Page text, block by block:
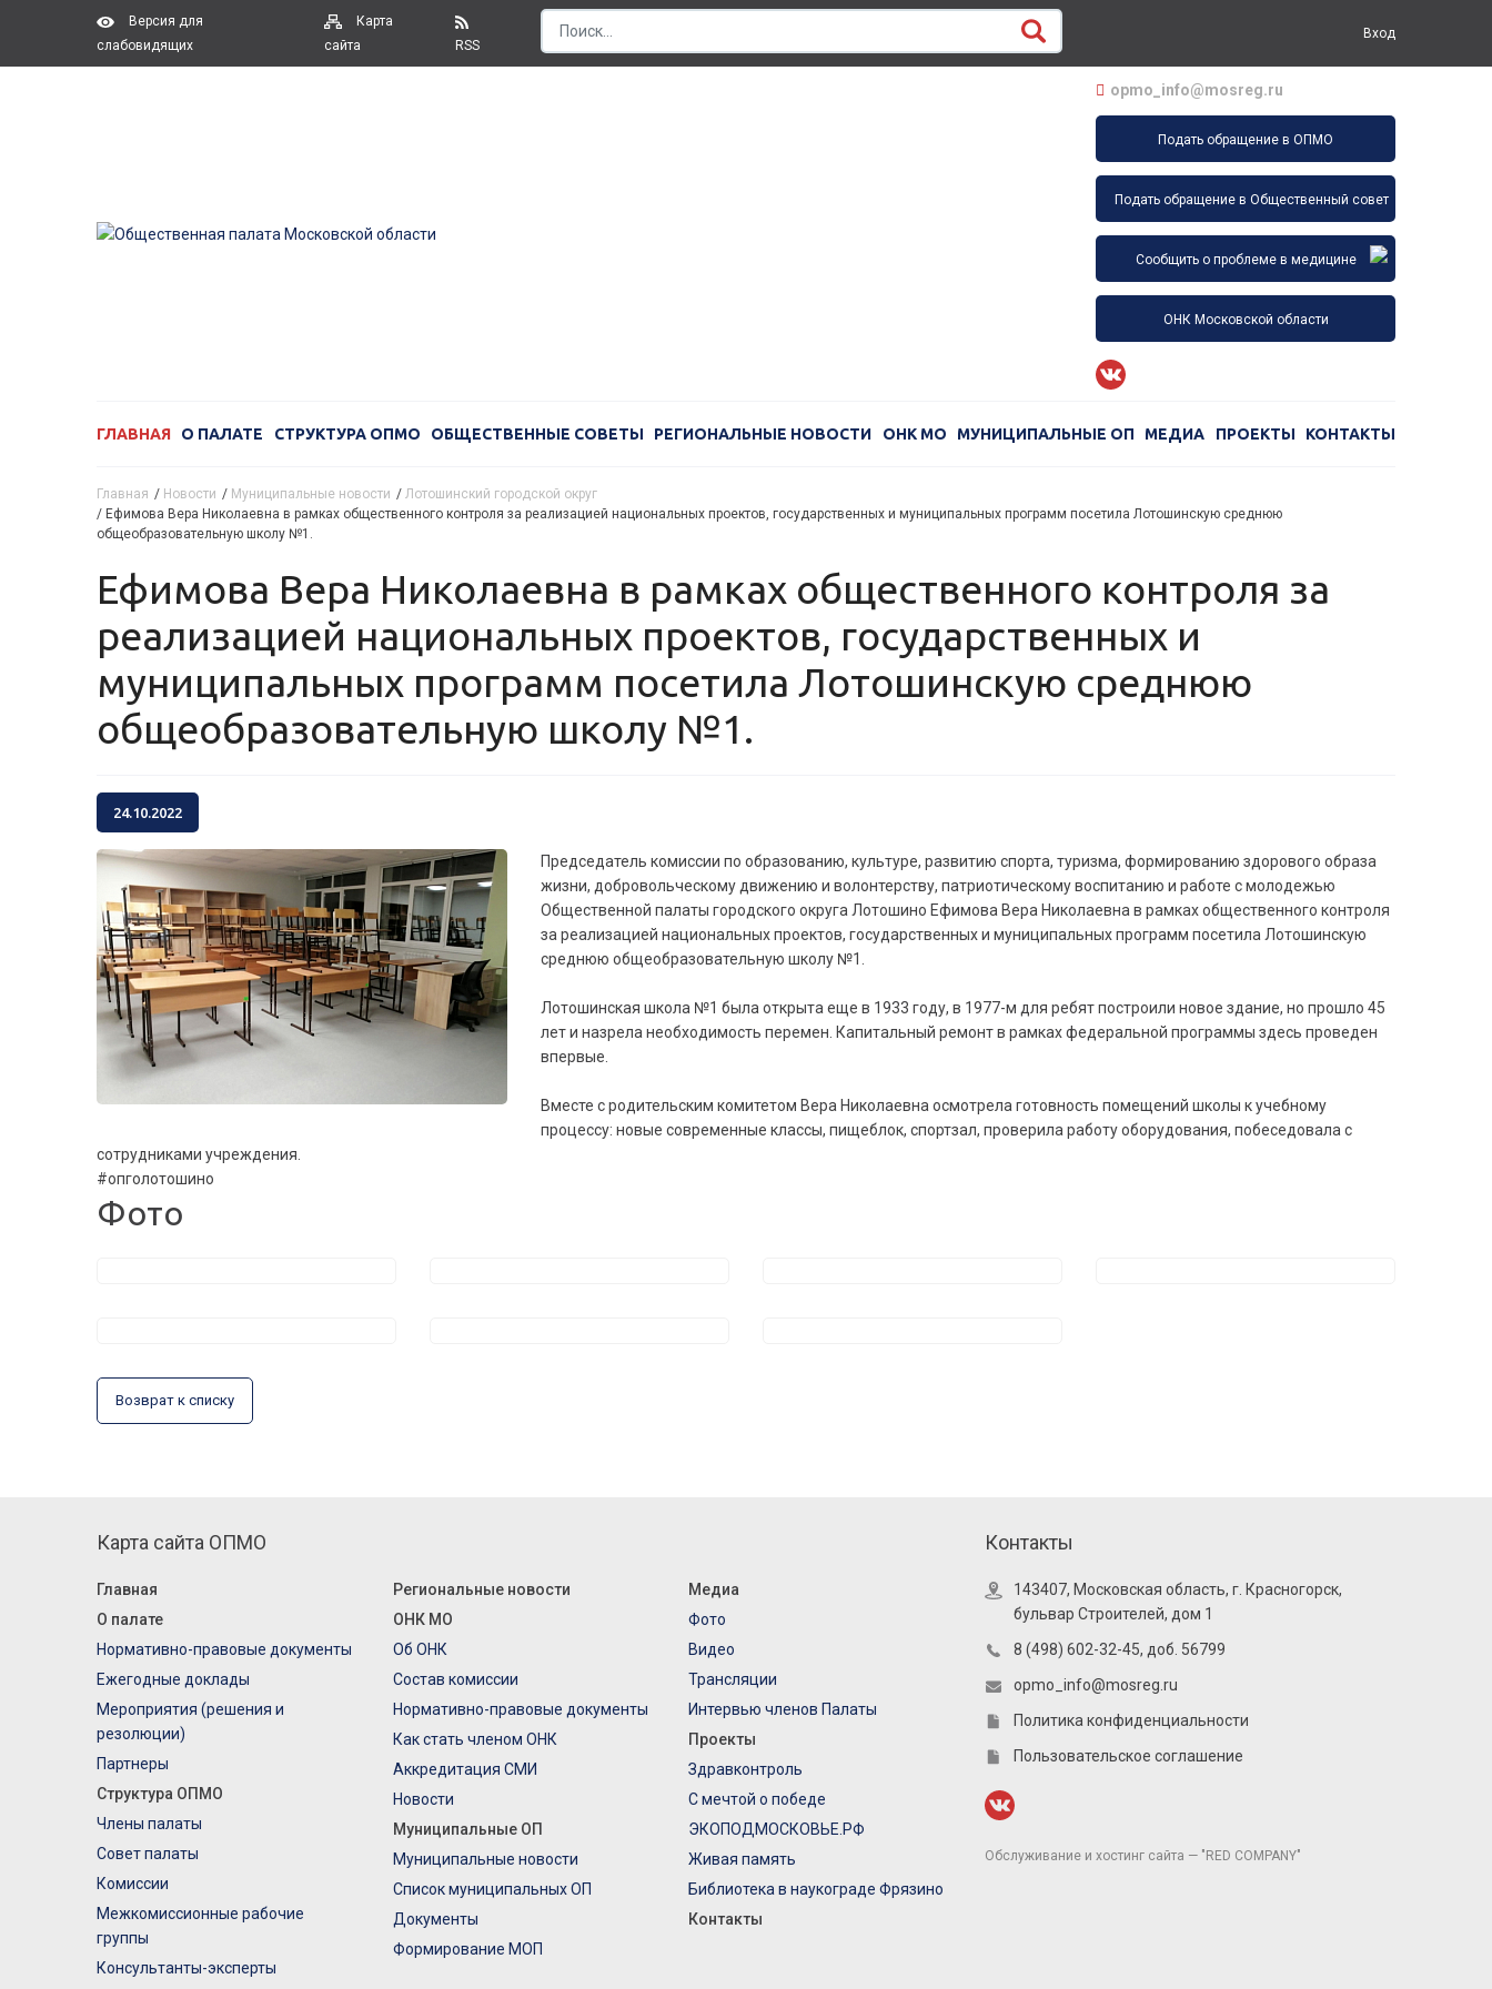
Версия для
слабовидящих
Карта
сайта
RSS
Вход
opmo_info@mosreg.ru
Подать обращение в ОПМО
Подать обращение в Общественный совет
Сообщить о проблеме в медицине
ОНК Московской области
ГЛАВНАЯ О ПАЛАТЕ СТРУКТУРА ОПМО ОБЩЕСТВЕННЫЕ СОВЕТЫ РЕГИОНАЛЬНЫЕ НОВОСТИ ОНК МО МУНИЦИПАЛЬНЫЕ ОП МЕДИА ПРОЕКТЫ КОНТАКТЫ
Главная / Новости / Муниципальные новости / Лотошинский городской округ
/ Ефимова Вера Николаевна в рамках общественного контроля за реализацией национальных проектов, государственных и муниципальных программ посетила Лотошинскую среднюю
общеобразовательную школу №1.
Ефимова Вера Николаевна в рамках общественного контроля за
реализацией национальных проектов, государственных и
муниципальных программ посетила Лотошинскую среднюю
общеобразовательную школу №1.
24.10.2022
Председатель комиссии по образованию, культуре, развитию спорта, туризма, формированию здорового образа
жизни, добровольческому движению и волонтерству, патриотическому воспитанию и работе с молодежью
Общественной палаты городского округа Лотошино Ефимова Вера Николаевна в рамках общественного контроля
за реализацией национальных проектов, государственных и муниципальных программ посетила Лотошинскую
среднюю общеобразовательную школу №1.
Лотошинская школа №1 была открыта еще в 1933 году, в 1977-м для ребят построили новое здание, но прошло 45
лет и назрела необходимость перемен. Капитальный ремонт в рамках федеральной программы здесь проведен
впервые.
Вместе с родительским комитетом Вера Николаевна осмотрела готовность помещений школы к учебному
процессу: новые современные классы, пищеблок, спортзал, проверила работу оборудования, побеседовала с
сотрудниками учреждения.
#опголотошино
Фото
Возврат к списку
Карта сайта ОПМО
Главная
О палате
Нормативно-правовые документы
Ежегодные доклады
Мероприятия (решения и
резолюции)
Партнеры
Структура ОПМО
Члены палаты
Совет палаты
Комиссии
Межкомиссионные рабочие
группы
Консультанты-эксперты
Региональные новости
ОНК МО
Об ОНК
Состав комиссии
Нормативно-правовые документы
Как стать членом ОНК
Аккредитация СМИ
Новости
Муниципальные ОП
Муниципальные новости
Список муниципальных ОП
Документы
Формирование МОП
Медиа
Фото
Видео
Трансляции
Интервью членов Палаты
Проекты
Здравконтроль
С мечтой о победе
ЭКОПОДМОСКОВЬЕ.РФ
Живая память
Библиотека в наукограде Фрязино
Контакты
Контакты
143407, Московская область, г. Красногорск,
бульвар Строителей, дом 1
8 (498) 602-32-45, доб. 56799
opmo_info@mosreg.ru
Политика конфиденциальности
Пользовательское соглашение
Обслуживание и хостинг сайта — "RED COMPANY"